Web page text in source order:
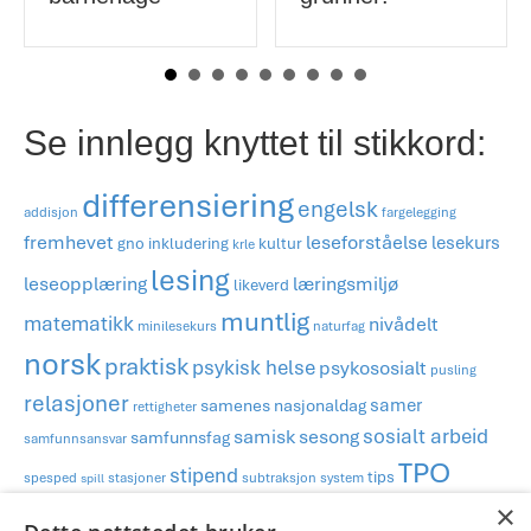
Se innlegg knyttet til stikkord:
addisjon differensieringengelsk fargelegging
fremhevet gno inkludering krle kultur leseforståelse lesekurs
leseopplæring lesing likeverd læringsmiljø
matematikk minilesekurs muntlig naturfag nivådelt
norskpraktiskpsykisk helse psykososialt pusling
relasjoner rettigheter samenes nasjonaldag samer
samfunnsansvar samfunnsfag samisk sesong sosialt arbeid
spesped spill stasjoner stipend subtraksjon system tips TPO
×